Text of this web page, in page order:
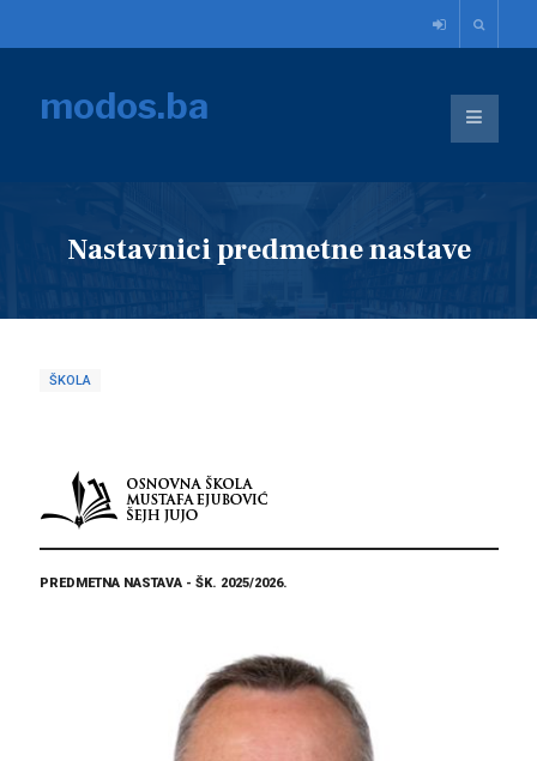
modos.ba
Nastavnici predmetne nastave
ŠKOLA
PREDMETNA NASTAVA - ŠK. 2025/2026.